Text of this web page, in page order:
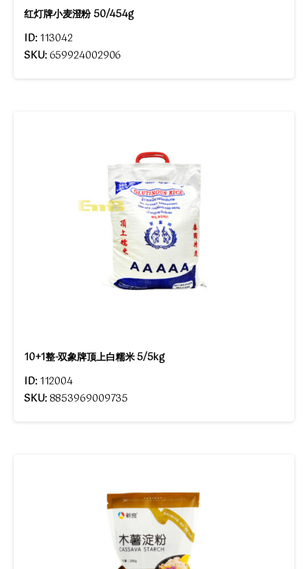
红灯牌小麦澄粉 50/454g
ID: 113042
SKU:659924002906
10+1整-双象牌顶上白糯米 5/5kg
ID: 112004
SKU:8853969009735